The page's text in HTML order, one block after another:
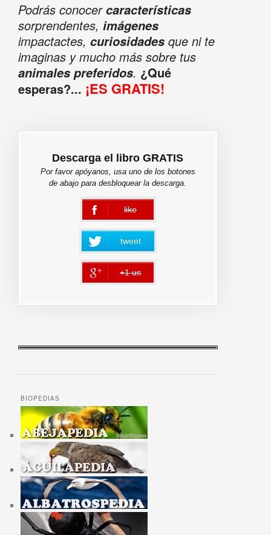
Podrás conocercaracterísticas
sorprendentes, imágenes
impactactes, curiosidadesque ni te
imaginas y mucho más sobre tus
animales preferidos. ¿Qué
esperas?... ¡ES GRATIS!
Descarga el libro GRATIS
Por favor apóyanos, usa uno de los botones
de abajo para desbloquear la descarga.
like
error
tweet
+1 us
error
BIOPEDIAS